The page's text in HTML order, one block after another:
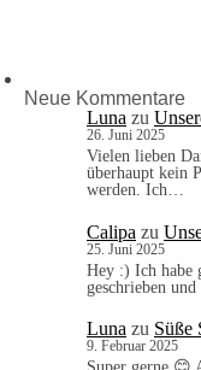
Neue Kommentare
Luna zu
26. Juni 2025
Vielen lieben
überhaupt kein
werden. Ich…
Calipa zu
25. Juni 2025
Hey :) Ich habe
geschrieben
Luna zu Süße
9. Februar 2025